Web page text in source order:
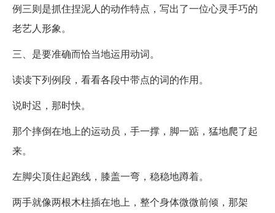
例三则是抓住捏泥人的动作特点，写出了一位心灵手巧的
老艺人形象。
三、是要准确而恰当地运用动词。
读读下列例段，看看各段中带点的词的作用。
说时迟，那时快。
那个摔倒在地上的运动员，手一撑，脚一踮，猛地爬了起
来。
左脚尖顶住起跑线，膝盖一弯，稳稳地蹲着。
两手就像两根木柱插在地上，整个身体微微前倾，那架